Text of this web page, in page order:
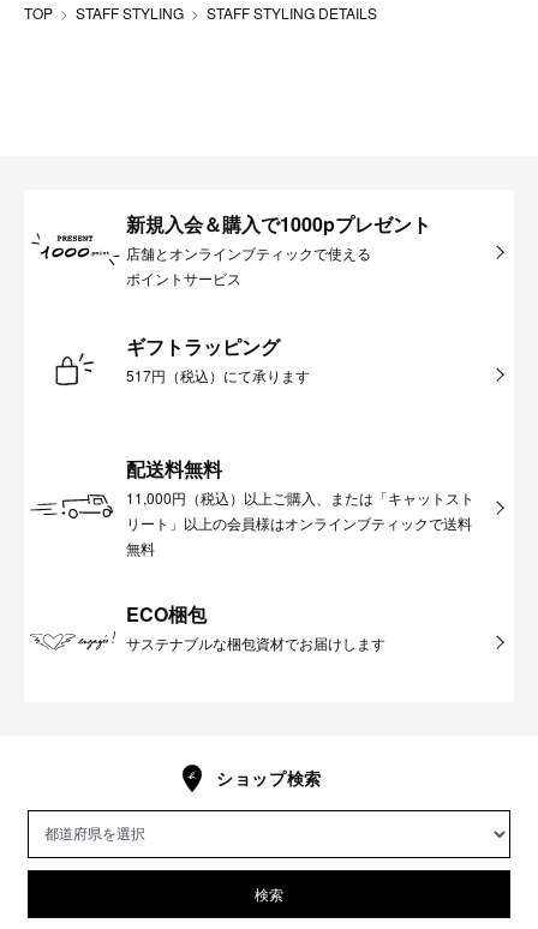
TOP STAFF STYLING STAFF STYLING DETAILS
新規入会＆購入で1000pプレゼント
店舗とオンラインブティックで使える
ポイントサービス
ギフトラッピング
517円（税込）にて承ります
配送料無料
11,000円（税込）以上ご購入、または「キャットスト
リート」以上の会員様はオンラインブティックで送料
無料
ECO梱包
サステナブルな梱包資材でお届けします
ショップ検索
検索